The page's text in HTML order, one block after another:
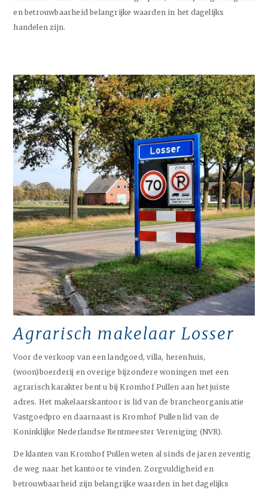
en betrouwbaarheid belangrijke waarden in het dagelijks
handelen zijn.
Agrarisch makelaar Losser
Voor de verkoop van een landgoed, villa, herenhuis,
(woon)boerderij en overige bijzondere woningen met een
agrarisch karakter bent u bij Kromhof Pullen aan het juiste
adres. Het makelaarskantoor is lid van de brancheorganisatie
Vastgoedpro en daarnaast is Kromhof Pullen lid van de
Koninklijke Nederlandse Rentmeester Vereniging (NVR).
De klanten van Kromhof Pullen weten al sinds de jaren zeventig
de weg naar het kantoor te vinden. Zorgvuldigheid en
betrouwbaarheid zijn belangrijke waarden in het dagelijks